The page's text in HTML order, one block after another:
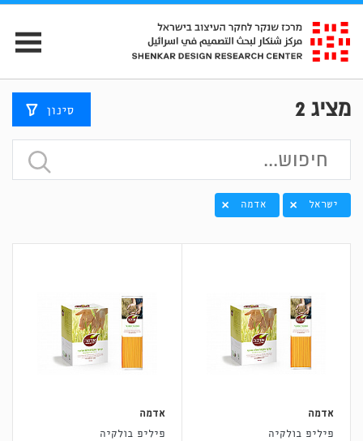
מציג 2 סינון
ישראל אדמה
אדמה
פיליפ בולקיה
אדמה
פיליפ בולקיה